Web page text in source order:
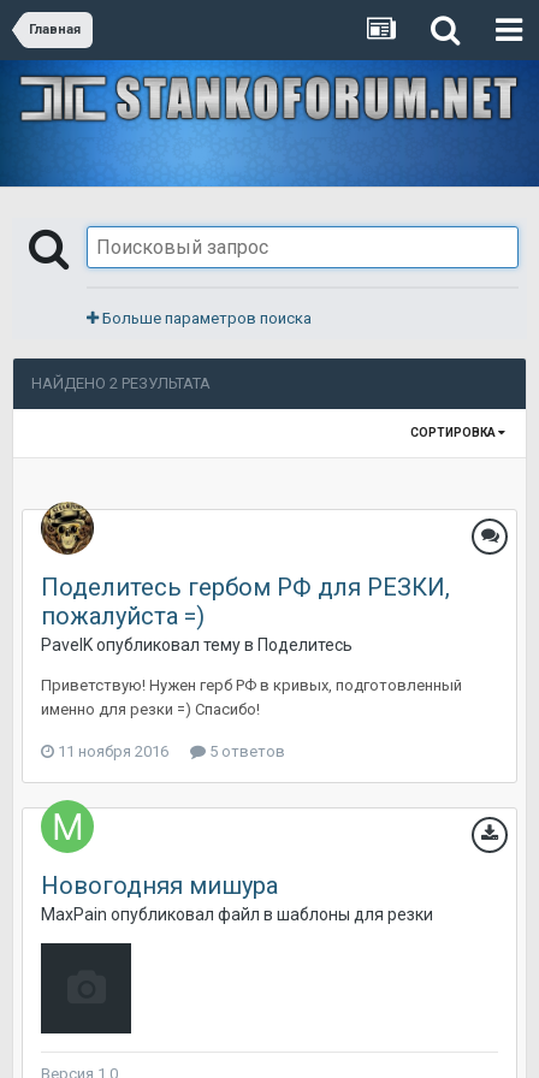
Главная
Больше параметров поиска
НАЙДЕНО 2 РЕЗУЛЬТАТА
СОРТИРОВКА
Поделитесь гербом РФ для РЕЗКИ,
пожалуйста =)
PavelKопубликовал тему в Поделитесь
Приветствую! Нужен герб РФ в кривых, подготовленный
именно для резки =) Спасибо!
11 ноября 2016 5 ответов
Новогодняя мишура
MaxPain опубликовал файл в шаблоны для резки
Версия 1.0